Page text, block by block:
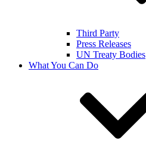
Third Party
Press Releases
UN Treaty Bodies
What You Can Do